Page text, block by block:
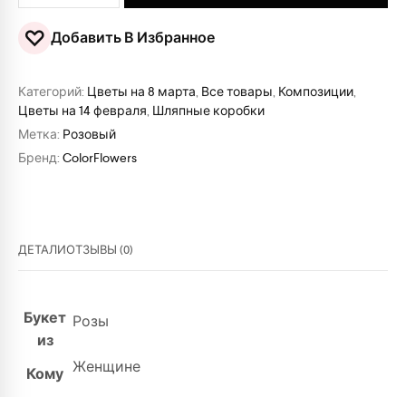
♡ Добавить В Избранное
Категорий: Цветы на 8 марта, Все товары, Композиции,
Цветы на 14 февраля, Шляпные коробки
Метка: Розовый
Бренд: ColorFlowers
ДЕТАЛИОТЗЫВЫ (0)
Букет
из
Розы
Кому Женщине